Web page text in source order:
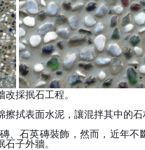
採抿石工程。
拭表面水泥，讓混拌其中的石
、石英磚裝飾，然而，近年不
子外牆。